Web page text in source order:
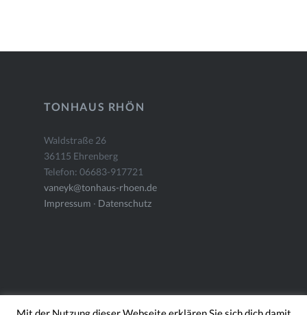
TONHAUS RHÖN
Waldstraße 26
36115 Ehrenberg
Telefon: 06683-917721
vaneyk@tonhaus-rhoen.de
Impressum · Datenschutz